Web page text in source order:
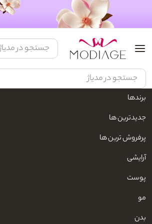
برندها
جدیدترین ها
پرفروش ترین ها
آرایشی
پوست
مو
بدن
ماگ